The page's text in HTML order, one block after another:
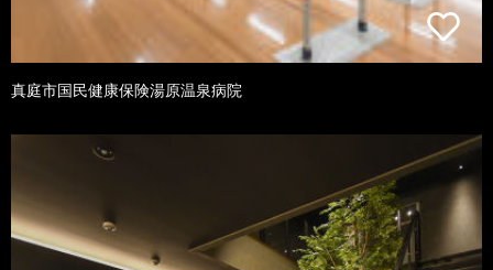
真庭市国民健康保険湯原温泉病院